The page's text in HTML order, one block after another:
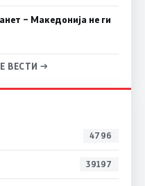
– Македонија не ги
ВЕСТИ →
4796
39197